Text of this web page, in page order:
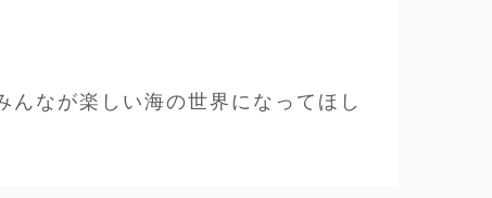
なが楽しい海の世界になってほし